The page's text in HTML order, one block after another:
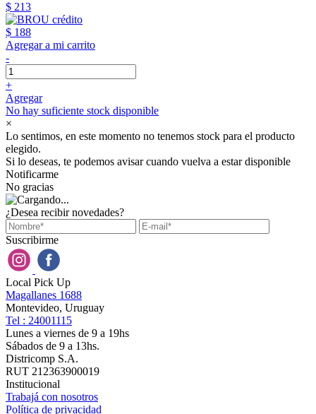
$ 213
$ 188
Agregar a mi carrito
-
+
Agregar
No hay suficiente stock disponible
×
Lo sentimos, en este momento no tenemos stock para el producto
elegido.
Si lo deseas, te podemos avisar cuando vuelva a estar disponible
Notificarme
No gracias
¿Desea recibir novedades?
Suscribirme
Local Pick Up
Magallanes 1688
Montevideo, Uruguay
Tel : 24001115
Lunes a viernes de 9 a 19hs
Sábados de 9 a 13hs.
Districomp S.A.
RUT 212363900019
Institucional
Trabajá con nosotros
Política de privacidad